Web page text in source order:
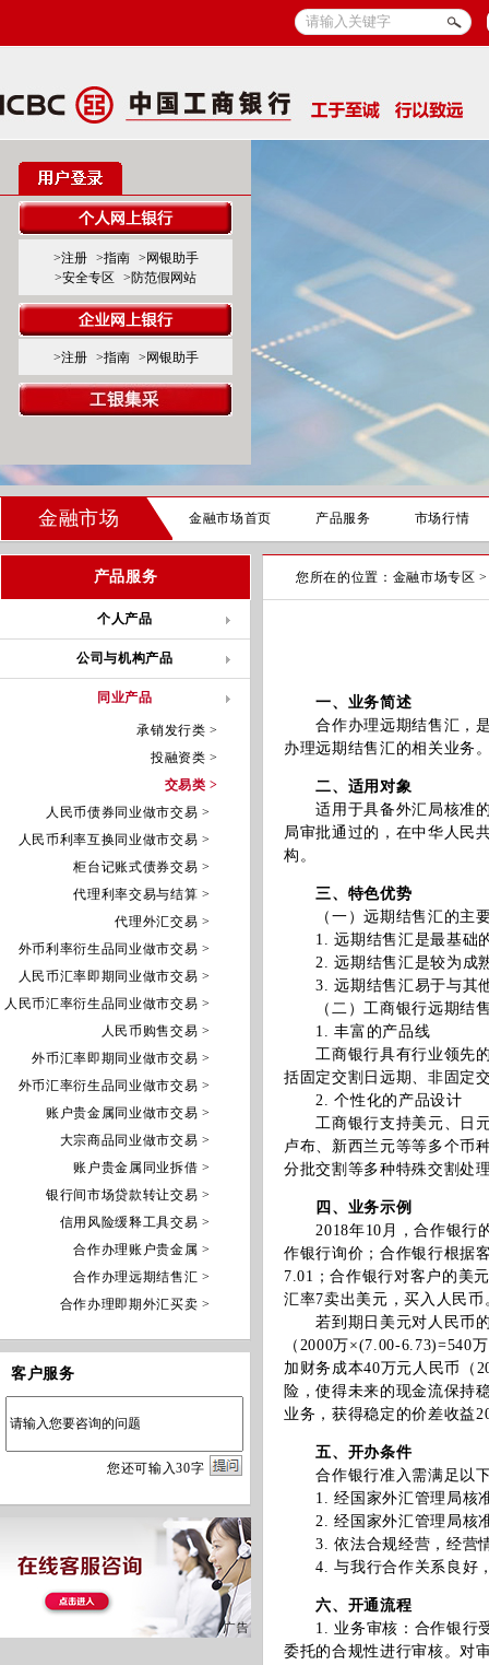
>注册 >指南
>网银助手
>安全专区
>防范假网站
>注册 >指南 >网银助手
金融市场 金融市场首页 产品服务 市场行情
产品服务
个人产品
公司与机构产品
同业产品
承销发行类 >
投融资类 >
交易类 >
人民币债券同业做市交易 >
人民币利率互换同业做市交易 >
柜台记账式债券交易 >
代理利率交易与结算 >
代理外汇交易 >
外币利率衍生品同业做市交易 >
人民币汇率即期同业做市交易 >
人民币汇率衍生品同业做市交易 >
人民币购售交易 >
外币汇率即期同业做市交易 >
外币汇率衍生品同业做市交易 >
账户贵金属同业做市交易 >
大宗商品同业做市交易 >
账户贵金属同业拆借 >
银行间市场贷款转让交易 >
信用风险缓释工具交易 >
合作办理账户贵金属 >
合作办理远期结售汇 >
合作办理即期外汇买卖 >
客户服务
您还可输入30字
您所在的位置： 金融市场专区
一、业务简述
合作办理远期结售汇，是
办理远期结售汇的相关业务
二、适用对象
适用于具备外汇局核准的
局审批通过的，在中华人民
构。
三、特色优势
（一）远期结售汇的主
1. 远期结售汇是最基础的
2. 远期结售汇是较为成熟
3. 远期结售汇易于与其他
（二）工商银行远期结售
1. 丰富的产品线
工商银行具有行业领先的
括固定交割日远期、非固定
2. 个性化的产品设计
工商银行支持美元、日元
卢布、新西兰元等等多个币
分批交割等多种特殊交割处
四、业务示例
2018年10月，合作银行的
作银行询价；合作银行根据
7.01；合作银行对客户的美
汇率7卖出美元，买入人民币
若到期日美元对人民币的
（2000万×(7.00-6.73)=540
加财务成本40万元人民币（
险，使得未来的现金流保持
业务，获得稳定的价差收益
五、开办条件
合作银行准入需满足以
1. 经国家外汇管理局核准
2. 经国家外汇管理局核准
3. 依法合规经营，经营情
4. 与我行合作关系良好
六、开通流程
1. 业务审核：合作银行受
委托的合规性进行审核。对